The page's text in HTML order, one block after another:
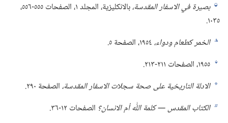
j بصيرة في الاسفار المقدسة،‏
بالانكليزية،‏ المجلد ١،‏ الصفحات ٥٥٥-‏٥٥٦،‏
١٠٣٥.‏
k الخمر كطعام ودواء،‏
l
a الادلة التاريخية على صحة سجلات الاسفار المقدسة،‏الصفحة ٢٩٠.‏
b الكتاب المقدس —‏ كلمة اللّٰه أم الانسان؟‏ الصفحات ١٢-‏٣٦.‏